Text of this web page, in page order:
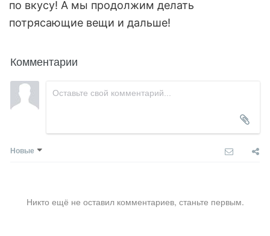
по вкусу! А мы продолжим делать
потрясающие вещи и дальше!
Комментарии
Новые
Никто ещё не оставил комментариев, станьте первым.